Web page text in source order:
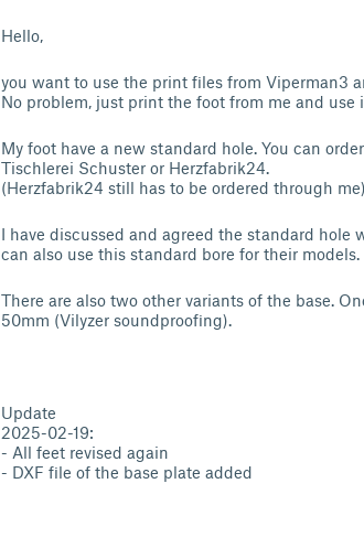
Hello,
you want to use the print files from Viperman3
No problem, just print the foot from me and
My foot have a new standard hole. You can
Tischlerei Schuster or Herzfabrik24.
(Herzfabrik24 still has to be ordered through
I have discussed and agreed the standard
can also use this standard bore for their models.
There are also two other variants of the base.
50mm (Vilyzer soundproofing).
Update
2025-02-19:
- All feet revised again
- DXF file of the base plate added